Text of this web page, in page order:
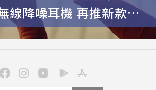
線降噪耳機 再推新款行